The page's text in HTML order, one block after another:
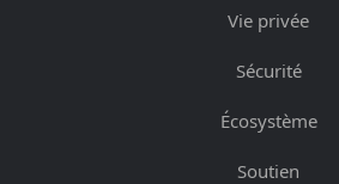
Vie privée
Sécurité
Écosystème
Soutien